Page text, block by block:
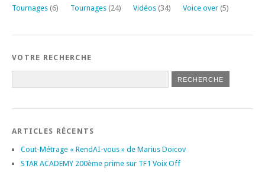
Tournages (6) Tournages (24) Vidéos (34) Voice over (5)
VOTRE RECHERCHE
ARTICLES RÉCENTS
Cout-Métrage « RendAI-vous » de Marius Doicov
STAR ACADEMY 200ème prime sur TF1 Voix Off